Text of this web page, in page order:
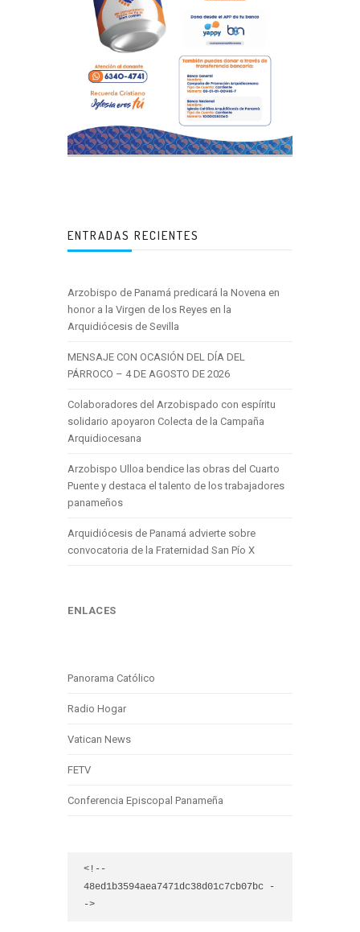
ENTRADAS RECIENTES
Arzobispo de Panamá predicará la Novena en
honor a la Virgen de los Reyes en la
Arquidiócesis de Sevilla
MENSAJE CON OCASIÓN DEL DÍA DEL
PÁRROCO – 4 DE AGOSTO DE 2026
Colaboradores del Arzobispado con espíritu
solidario apoyaron Colecta de la Campaña
Arquidiocesana
Arzobispo Ulloa bendice las obras del Cuarto
Puente y destaca el talento de los trabajadores
panameños
Arquidiócesis de Panamá advierte sobre
convocatoria de la Fraternidad San Pío X
ENLACES
Panorama Católico
Radio Hogar
Vatican News
FETV
Conferencia Episcopal Panameña
<!--
48ed1b3594aea7471dc38d01c7cb07bc -
->